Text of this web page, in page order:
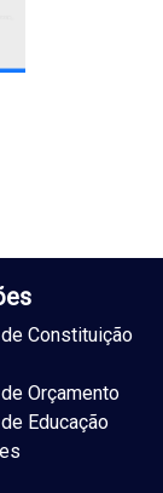
Constituição
Orçamento
Educação